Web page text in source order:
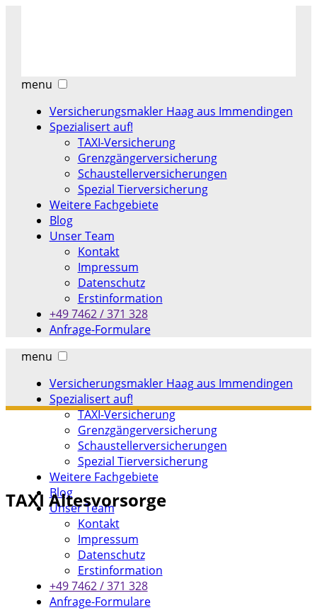
menu
Versicherungsmakler Haag aus Immendingen
Spezialisert auf!
TAXI-Versicherung
Grenzgängerversicherung
Schaustellerversicherungen
Spezial Tierversicherung
Weitere Fachgebiete
Blog
Unser Team
Kontakt
Impressum
Datenschutz
Erstinformation
+49 7462 / 371 328
Anfrage-Formulare
menu
Versicherungsmakler Haag aus Immendingen
Spezialisert auf!
TAXI-Versicherung
Grenzgängerversicherung
Schaustellerversicherungen
Spezial Tierversicherung
Weitere Fachgebiete
Blog
Unser Team
Kontakt
Impressum
Datenschutz
Erstinformation
+49 7462 / 371 328
Anfrage-Formulare
TAXI Altesvorsorge